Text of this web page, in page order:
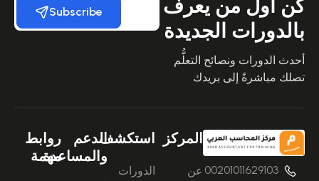
كن أول من يعرف
بالدورات الجديدة
أحدث الدورات ونصائح التعلُّم
تصلك مباشرةً إلى بريدك
Subscribe
00201011629103
المركز
عن
استكشف
الدورات
الدعم
والمساعدة
روابط
مهمة